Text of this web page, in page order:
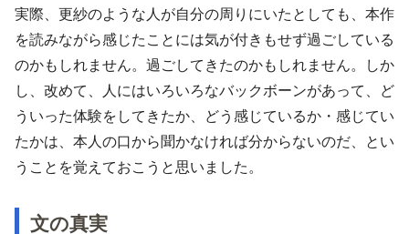
実際、更紗のような人が自分の周りにいたとしても、本作
を読みながら感じたことには気が付きもせず過ごしている
のかもしれません。過ごしてきたのかもしれません。しか
し、改めて、人にはいろいろなバックボーンがあって、ど
ういった体験をしてきたか、どう感じているか・感じてい
たかは、本人の口から聞かなければ分からないのだ、とい
うことを覚えておこうと思いました。
文の真実